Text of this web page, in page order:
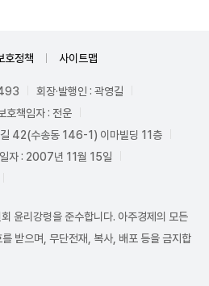
호정책 사이트맵
회장·발행인 : 곽영길
호책임자 : 전운
길 42(수송동 146-1) 이마빌딩 11층
자 : 2007년 11월 15일
윤리강령을 준수합니다. 아주경제의 모든
받으며, 무단전재, 복사, 배포 등을 금지합